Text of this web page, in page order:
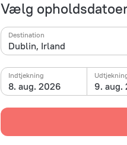
Vælg
Destination
8. aug. 2026
Indtjekning
9. aug.
241